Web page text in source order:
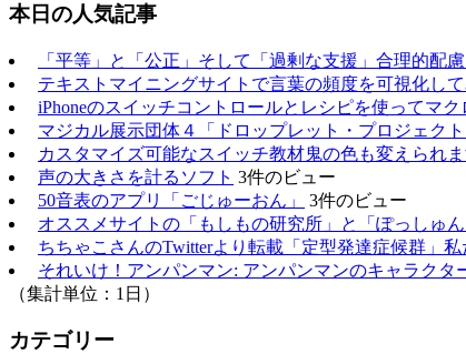
本日の人気記事
「平等」と「公正」そして「過剰な支援」合理的配
テキストマイニングサイトで言葉の頻度を可視化して
iPhoneのスイッチコントロールとレシピを使ってマ
マジカル展示団体４「ドロップレット・プロジェクト
カスタマイズ可能なスイッチ教材鬼の色も変えられ
声の大きさを計るソフト 3件のビュー
50音表のアプリ「ごじゅーおん」
3件のビュー
オススメサイトの「もしもの研究所」と「ぽっしゅ
ちちゃこさんのTwitterより転載「定型発達症候群」
それいけ！アンパンマン: アンパンマンのキャラクタ
（集計単位：1日）
カテゴリー